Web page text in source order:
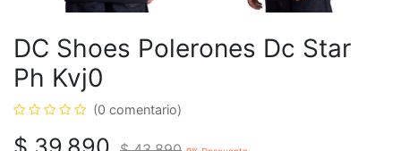
DC Shoes Polerones Dc Star
Ph Kvj0
(0 comentario)